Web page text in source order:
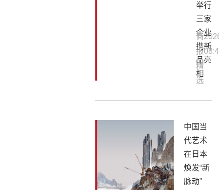
举行
三家
企业
携新
品亮
相
商
报
精
选
中国当
代艺术
在日本
焕发“新
脉动”